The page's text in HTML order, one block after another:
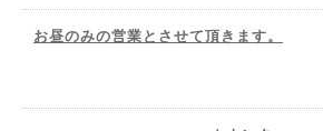
お昼のみの営業とさせて頂きます。